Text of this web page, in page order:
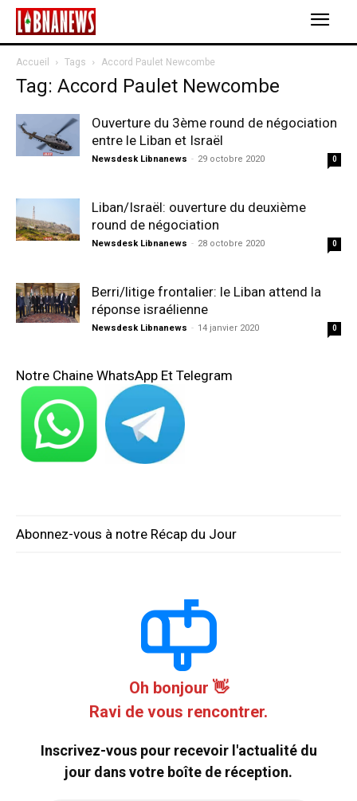
Accueil Tags Accord Paulet Newcombe
Tag: Accord Paulet Newcombe
Ouverture du 3ème round de négociation
entre le Liban et Israël
Newsdesk Libnanews - 29 octobre 2020 0
Liban/Israël: ouverture du deuxième
round de négociation
Newsdesk Libnanews - 28 octobre 2020 0
Berri/litige frontalier: le Liban attend la
réponse israélienne
Newsdesk Libnanews - 14 janvier 2020 0
Notre Chaine WhatsApp Et Telegram
Abonnez-vous à notre Récap du Jour
Oh bonjour 👋
Ravi de vous rencontrer.
Inscrivez-vous pour recevoir l'actualité du
jour dans votre boîte de réception.